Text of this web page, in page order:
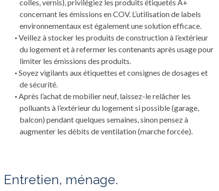
colles, vernis), privilégiez les produits étiquetés A+
concernant les émissions en COV. L’utilisation de labels
environnementaux est également une solution efficace.
Veillez à stocker les produits de construction à l’extérieur
du logement et à refermer les contenants après usage pour
limiter les émissions des produits.
Soyez vigilants aux étiquettes et consignes de dosages et
de sécurité.
Après l’achat de mobilier neuf, laissez-le relâcher les
polluants à l’extérieur du logement si possible (garage,
balcon) pendant quelques semaines, sinon pensez à
augmenter les débits de ventilation (marche forcée).
Entretien, ménage.